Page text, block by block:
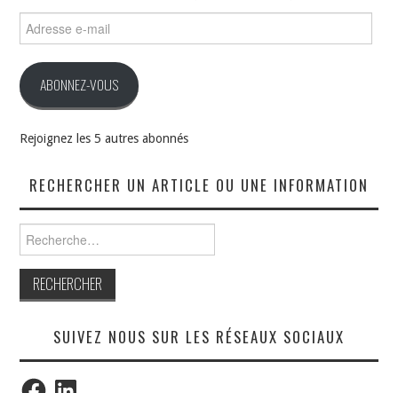
e-
ABONNEZ-VOUS
Rejoignez les 5 autres abonnés
RECHERCHER UN ARTICLE OU UNE INFORMATION
SUIVEZ NOUS SUR LES RÉSEAUX SOCIAUX
FacebookLinkedIn